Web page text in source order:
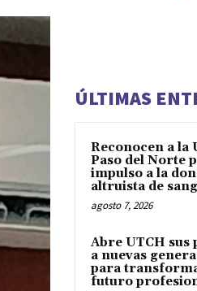
ÚLTIMAS
Reconocen a la
Paso del Norte
impulso a la
altruista de
agosto 7, 2026
Abre UTCH sus
a nuevas
para
futuro